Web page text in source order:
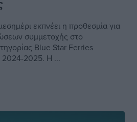
εκπνέει η προθεσμία για
συμμετοχής στο
Blue Star Ferries
2024-2025. Η ...